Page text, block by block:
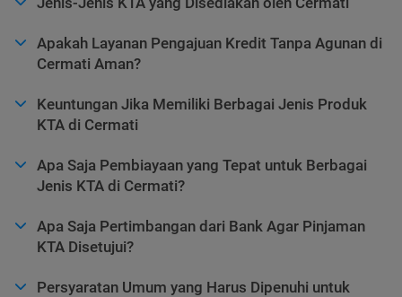
Apakah Layanan Pengajuan Kredit Tanpa Agunan di
Cermati Aman?
Keuntungan Jika Memiliki Berbagai Jenis Produk
KTA di Cermati
Apa Saja Pembiayaan yang Tepat untuk Berbagai
Jenis KTA di Cermati?
Apa Saja Pertimbangan dari Bank Agar Pinjaman
KTA Disetujui?
Persyaratan Umum yang Harus Dipenuhi untuk